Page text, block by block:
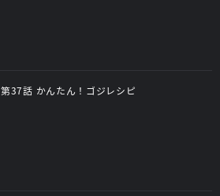
第37話 かんたん！ゴジレシピ